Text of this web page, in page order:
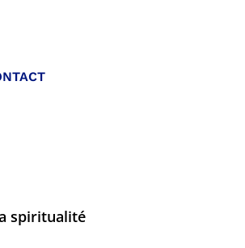
spiritualité